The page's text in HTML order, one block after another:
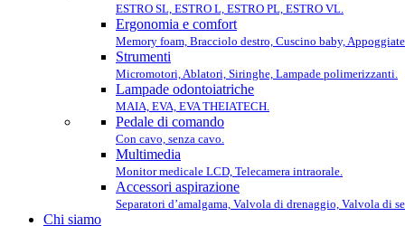
ESTRO SL, ESTRO L, ESTRO PL, ESTRO VL.
Ergonomia e comfort
Memory foam, Bracciolo destro, Cuscino baby,
Strumenti
Micromotori, Ablatori, Siringhe, Lampade polimerizzanti.
Lampade odontoiatriche
MAIA, EVA, EVA THEIATECH.
Pedale di comando
Con cavo, senza cavo.
Multimedia
Monitor medicale LCD, Telecamera intraorale.
Accessori aspirazione
Separatori d’amalgama, Valvola di drenaggio, Valvola di
Chi siamo